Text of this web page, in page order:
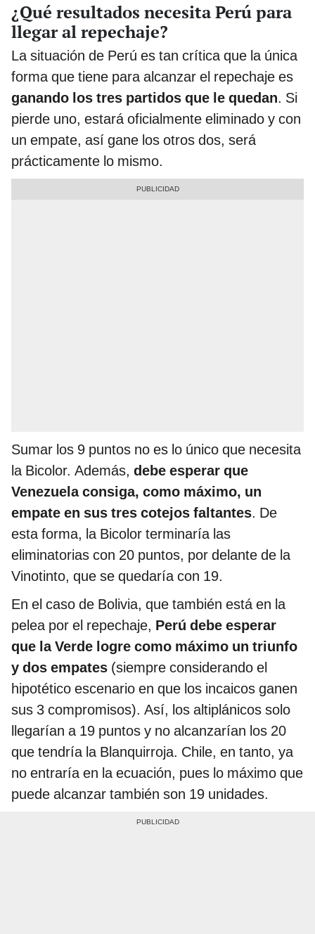
¿Qué resultados necesita Perú para
llegar al repechaje?
La situación de Perú es tan crítica que la única
forma que tiene para alcanzar el repechaje es
ganando los tres partidos que le quedan. Si
pierde uno, estará oficialmente eliminado y con
un empate, así gane los otros dos, será
prácticamente lo mismo.
Sumar los 9 puntos no es lo único que necesita
la Bicolor. Además, debe esperar que
Venezuela consiga, como máximo, un
empate en sus tres cotejos faltantes. De
esta forma, la Bicolor terminaría las
eliminatorias con 20 puntos, por delante de la
Vinotinto, que se quedaría con 19.
En el caso de Bolivia, que también está en la
pelea por el repechaje, Perú debe esperar
que la Verde logre como máximo un triunfo
y dos empates (siempre considerando el
hipotético escenario en que los incaicos ganen
sus 3 compromisos). Así, los altiplánicos solo
llegarían a 19 puntos y no alcanzarían los 20
que tendría la Blanquirroja. Chile, en tanto, ya
no entraría en la ecuación, pues lo máximo que
puede alcanzar también son 19 unidades.